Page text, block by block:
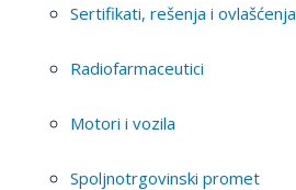
Sertifikati, rešenja i ovlašćenja
Radiofarmaceutici
Motori i vozila
Spoljnotrgovinski promet